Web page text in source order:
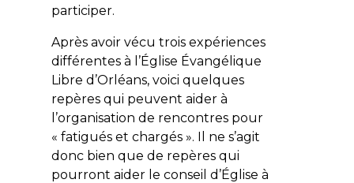
participer.
Après avoir vécu trois expériences
différentes à l’Église Évangélique
Libre d’Orléans, voici quelques
repères qui peuvent aider à
l’organisation de rencontres pour
« fatigués et chargés ». Il ne s’agit
donc bien que de repères qui
pourront aider le conseil d’Église à